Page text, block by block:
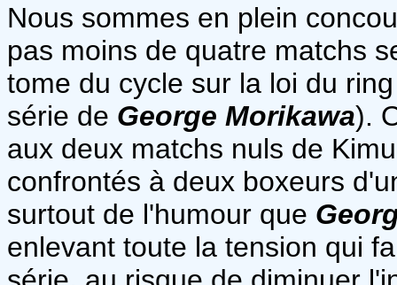
Nous sommes en plein
pas moins de quatre matchs
tome du cycle sur la loi du
série de George Morikawa).
aux deux matchs nuls de
confrontés à deux boxeurs
surtout de l'humour que
enlevant toute la tension qui